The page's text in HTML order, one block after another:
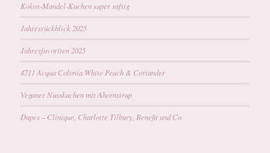
Kokos-Mandel-Kuchen super saftig
Jahresrückblick 2025
Jahresfavoriten 2025
4711 Acqua Colonia White Peach & Coriander
Veganer Nusskuchen mit Ahornsirup
Dupes – Clinique, Charlotte Tilbury, Benefit und Co.